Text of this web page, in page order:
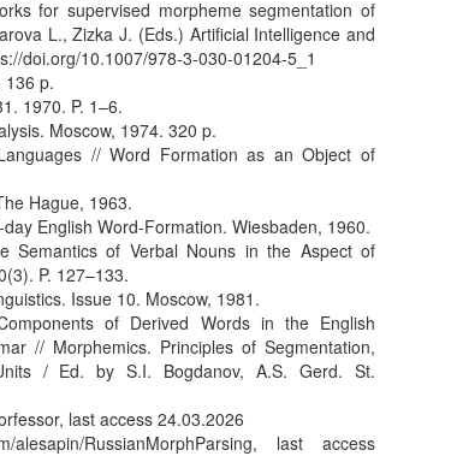
for supervised morpheme segmentation of
L., Zizka J. (Eds.) Artificial Intelligence and
doi.org/10.1007/978-3-030-01204-5_1
136 p.
1970. P. 1–6.
Moscow, 1974. 320 p.
// Word Formation as an Object of
Hague, 1963.
English Word-Formation. Wiesbaden, 1960.
Semantics of Verbal Nouns in the Aspect of
P. 127–133.
Issue 10. Moscow, 1981.
of Derived Words in the English
// Morphemics. Principles of Segmentation,
/ Ed. by S.I. Bogdanov, A.S. Gerd. St.
last access 24.03.2026
RussianMorphParsing, last access